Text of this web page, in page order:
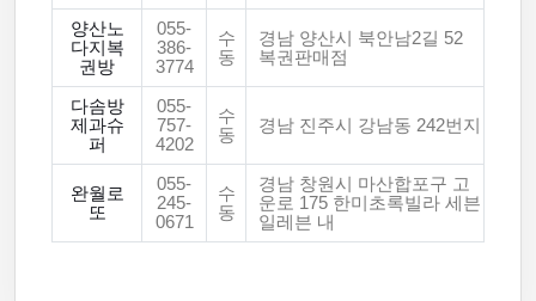
양산노
다지복
권방
055-
386-
3774
수
동
경남 양산시 북안남2길 52
복권판매점
다솜방
제과슈
퍼
055-
757-
4202
수
동
경남 진주시 강남동 242번지
완월로
또
055-
245-
0671
수
동
경남 창원시 마산합포구 고
운로 175 한미초록빌라 세븐
일레븐 내